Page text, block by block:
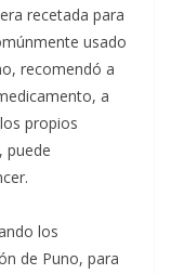
recetada para
usado
recomendó a
a
propios
puede
los
de Puno, para